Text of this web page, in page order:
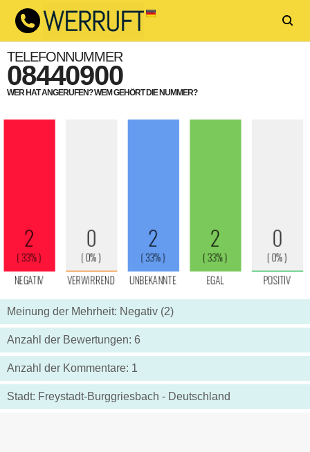
TELEFONNUMMER
08440900
WER HAT ANGERUFEN? WEM GEHÖRT DIE NUMMER?
Meinung der Mehrheit: Negativ (2)
Anzahl der Bewertungen: 6
Anzahl der Kommentare: 1
Stadt: Freystadt-Burggriesbach - Deutschland